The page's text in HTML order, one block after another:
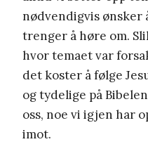
nødvendigvis ønsker
trenger å høre om.
hvor temaet var
det koster å følge
og tydelige på
oss, noe vi igjen har
imot.